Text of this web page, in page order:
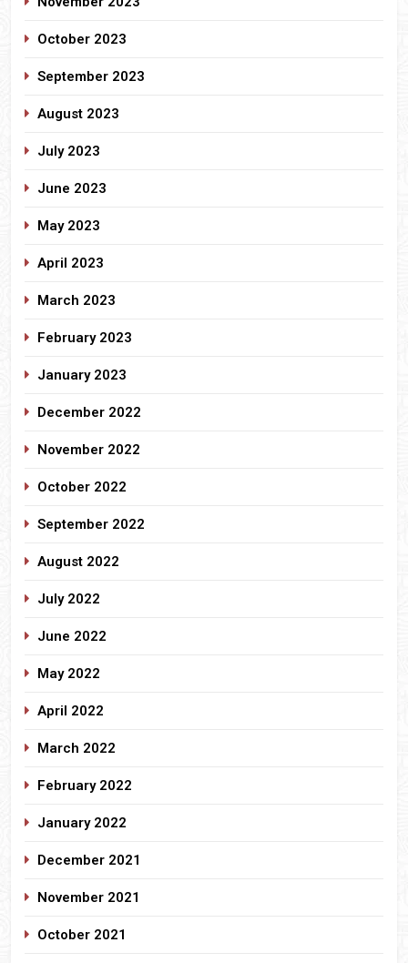
October 2023
September 2023
August 2023
July 2023
June 2023
May 2023
April 2023
March 2023
February 2023
January 2023
December 2022
November 2022
October 2022
September 2022
August 2022
July 2022
June 2022
May 2022
April 2022
March 2022
February 2022
January 2022
December 2021
November 2021
October 2021